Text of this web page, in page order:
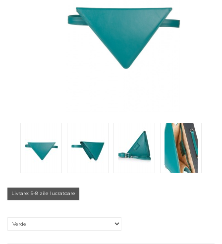
Livrare: 5-8 zile lucratoare